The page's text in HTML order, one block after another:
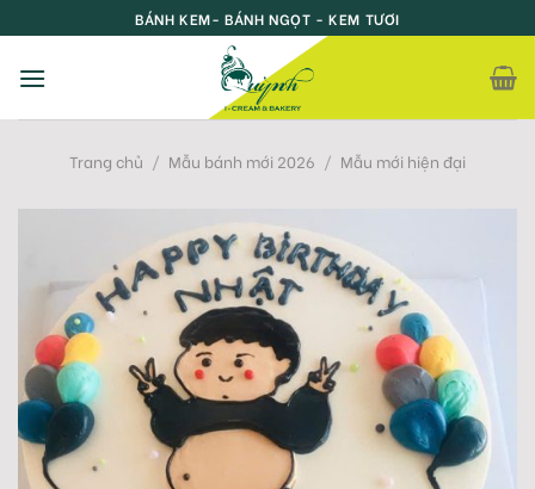
to
content
BÁNH KEM- BÁNH NGỌT - KEM TƯƠI
Trang chủ / Mẫu bánh mới 2026 / Mẫu mới hiện đại